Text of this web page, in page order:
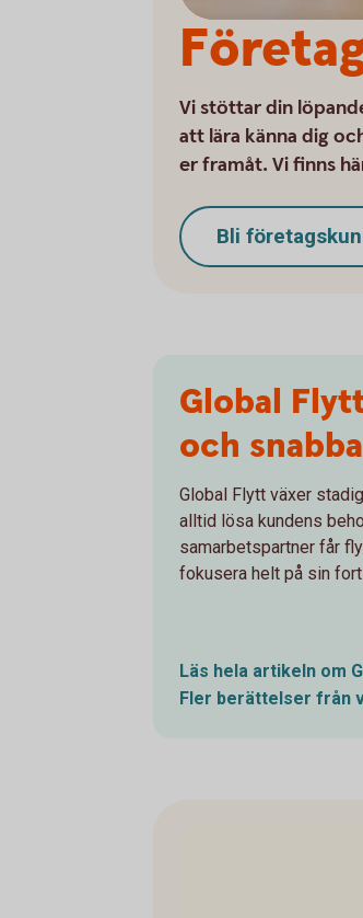
Vi stöttar din
att lära känna dig
er framåt. Vi finns
Bli
Global
och
Global Flytt växer
alltid lösa kundens
samarbetspartner får
fokusera helt på sin
Läs hela artikeln om
Fler berättelser från